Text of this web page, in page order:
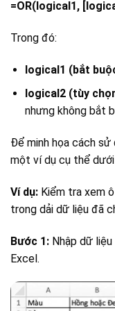
=OR(logical1,
Trong đó:
logical1 (bắt
logical2 (tùy
nhưng không bắt
Để minh họa cách sử
một ví dụ cụ thể
Ví dụ: Kiểm tra xem
trong dải dữ liệu đã
Bước 1: Nhập dữ
Excel.